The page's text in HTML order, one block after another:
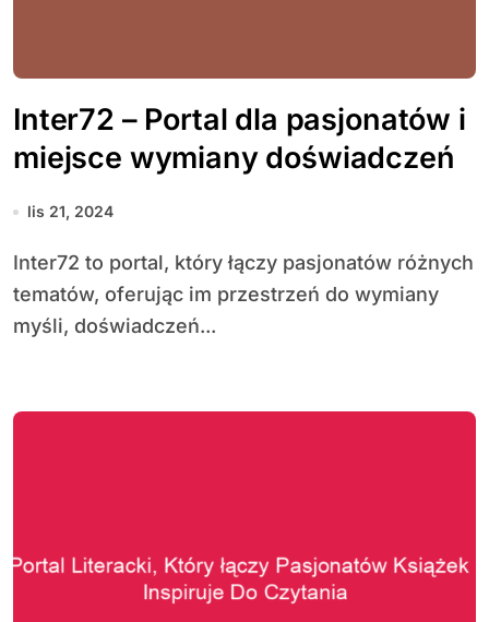
Inter72 – Portal dla pasjonatów i
miejsce wymiany doświadczeń
lis 21, 2024
Inter72 to portal, który łączy pasjonatów różnych
tematów, oferując im przestrzeń do wymiany
myśli, doświadczeń...